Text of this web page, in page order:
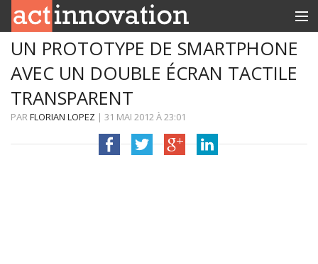
RUBRIQUES
INNOBOX
CONTACT
UN PROTOTYPE DE SMARTPHONE
AVEC UN DOUBLE ÉCRAN TACTILE
TRANSPARENT
PARFLORIAN LOPEZ | 31 MAI 2012À23:01